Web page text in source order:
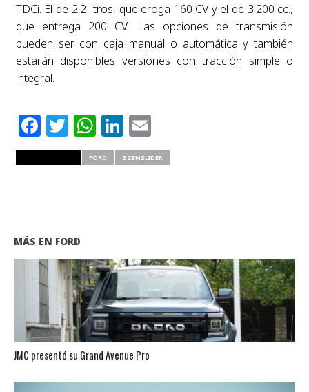
TDCi. El de 2.2 litros, que eroga 160 CV y el de 3.200 cc.,
que entrega 200 CV. Las opciones de transmisión
pueden ser con caja manual o automática y también
estarán disponibles versiones con tracción simple o
integral.
Facebook
Twitter
WhatsApp
LinkedIn
Email
FORD ZZENSLIDER
MÁS EN FORD
JMC presentó su Grand Avenue Pro